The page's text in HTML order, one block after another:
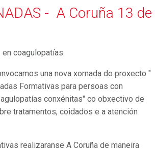
- A Coruña 13 de
coagulopatías.
una nova xornada do proxecto "
Formativas para persoas con
conxénitas" co obxectivo de
tratamentos, coidados e a atención
realizaranse A Coruña de maneira